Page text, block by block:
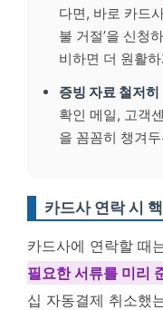
다면, 바로 카드
불 거절’을 신청
비하면 더 원활
증빙 자료 철저히
확인 메일, 고객
을 꼼꼼히 챙겨
카드사 연락 시
카드사에 연락할 때
필요한 서류를 미리
십 자동결제 취소했